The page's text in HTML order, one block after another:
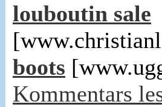
louboutin sale
boots
Kommentars